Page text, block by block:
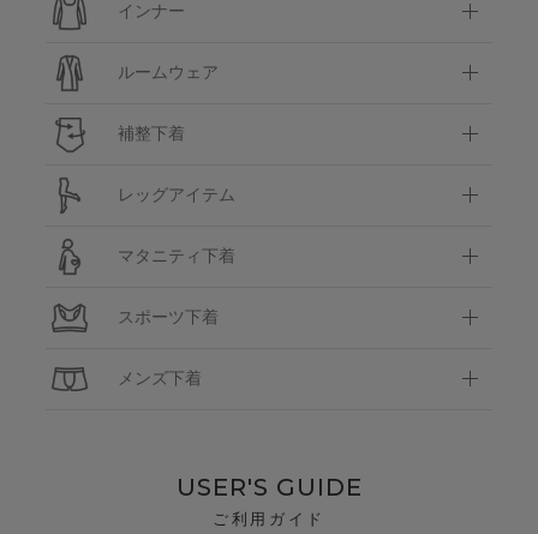
インナー
ルームウェア
補整下着
レッグアイテム
マタニティ下着
スポーツ下着
メンズ下着
USER'S GUIDE
ご利用ガイド